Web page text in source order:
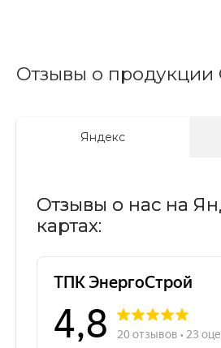
Отзывы о
Яндекс
Отзывы о нас на
картах: